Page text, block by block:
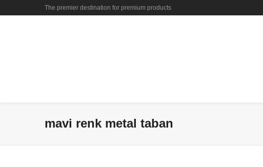
The premier destination for premium products
mavi renk metal taban